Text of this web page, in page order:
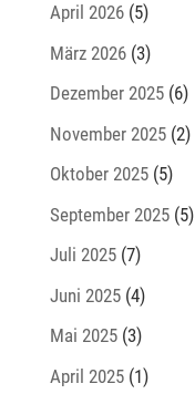
April 2026(5)
März 2026(3)
Dezember 2025(6)
November 2025(2)
Oktober 2025(5)
September 2025(5)
Juli 2025(7)
Juni 2025(4)
Mai 2025(3)
April 2025(1)